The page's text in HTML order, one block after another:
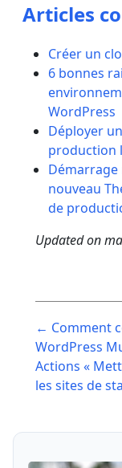
Articles
Créer un
6 bonnes
WordPress
Déployer
production
nouveau
de
Updated on
← Comment
WordPress
Actions «
les sites de